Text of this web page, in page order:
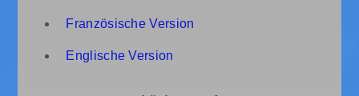
Französische Version
Englische Version